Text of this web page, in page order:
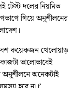
টেস্ট দলের নিয়মিত
গিয়ে অনুশীলনের
বেশ কয়েকজন খেলোয়াড়
ভালোভাবেই
অনুশীলনে অনেকটাই